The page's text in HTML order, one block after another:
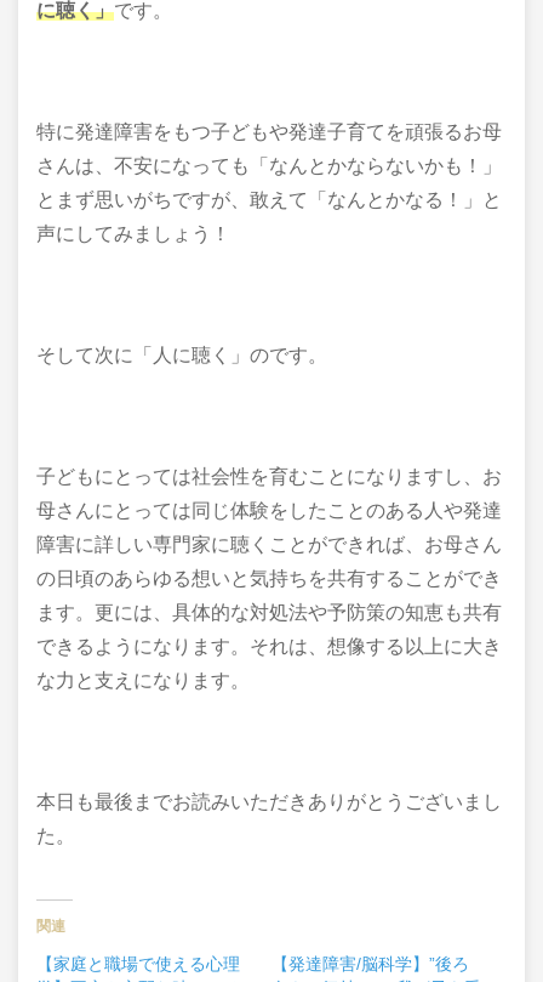
に聴く」です。
特に発達障害をもつ子どもや発達子育てを頑張るお母
さんは、不安になっても「なんとかならないかも！」
とまず思いがちですが、敢えて「なんとかなる！」と
声にしてみましょう！
そして次に「人に聴く」のです。
子どもにとっては社会性を育むことになりますし、お
母さんにとっては同じ体験をしたことのある人や発達
障害に詳しい専門家に聴くことができれば、お母さん
の日頃のあらゆる想いと気持ちを共有することができ
ます。更には、具体的な対処法や予防策の知恵も共有
できるようになります。それは、想像する以上に大き
な力と支えになります。
本日も最後までお読みいただきありがとうございまし
た。
関連
【家庭と職場で使える心理
【発達障害/脳科学】”後ろ